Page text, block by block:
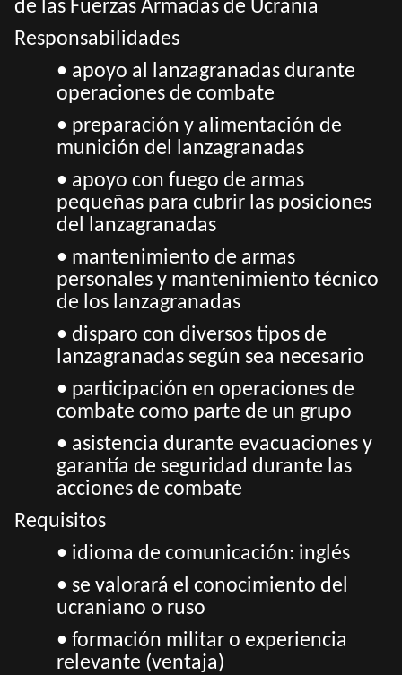
de las Fuerzas Armadas de Ucrania
Responsabilidades
• apoyo al lanzagranadas durante
operaciones de combate
• preparación y alimentación de
munición del lanzagranadas
• apoyo con fuego de armas
pequeñas para cubrir las posiciones
del lanzagranadas
• mantenimiento de armas
personales y mantenimiento técnico
de los lanzagranadas
• disparo con diversos tipos de
lanzagranadas según sea necesario
• participación en operaciones de
combate como parte de un grupo
• asistencia durante evacuaciones y
garantía de seguridad durante las
acciones de combate
Requisitos
• idioma de comunicación: inglés
• se valorará el conocimiento del
ucraniano o ruso
• formación militar o experiencia
relevante (ventaja)